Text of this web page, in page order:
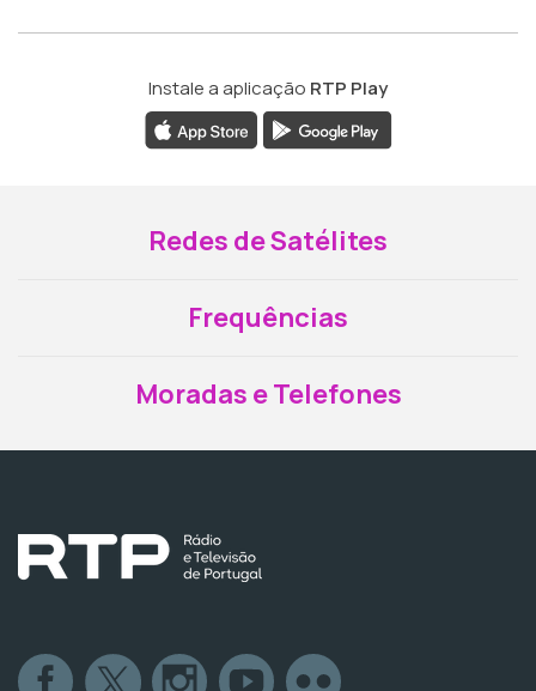
Instale a aplicação RTP Play
Redes de Satélites
Frequências
Moradas e Telefones